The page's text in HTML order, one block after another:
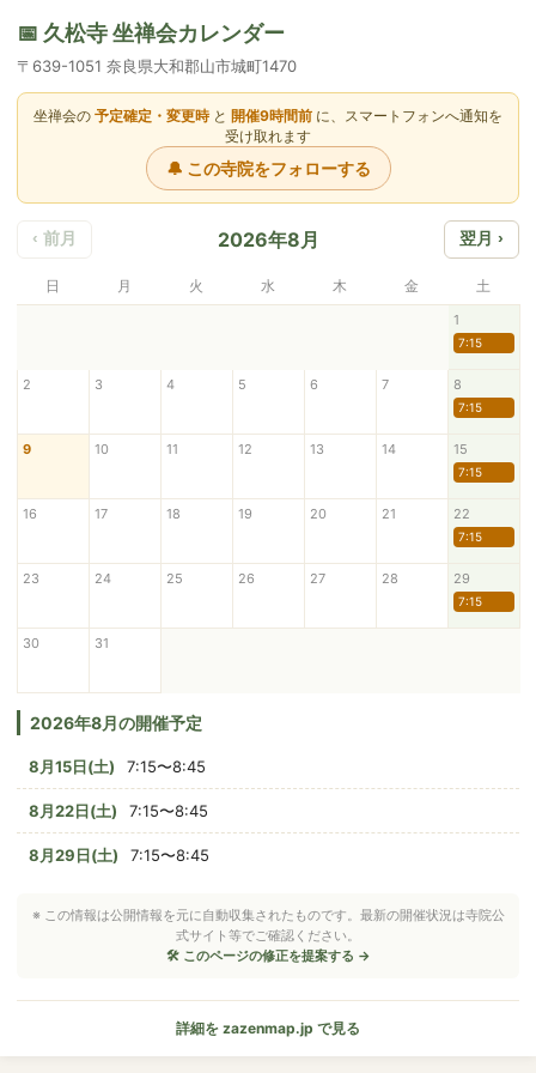
📅 久松寺 坐禅会カレンダー
〒639-1051 奈良県大和郡山市城町1470
坐禅会の 予定確定・変更時と 開催9時間前 に、スマートフォンへ通知を
受け取れます
🔔 この寺院をフォローする
‹ 前月 2026年8月 翌月 ›
日 月 火 水 木 金 土
1
7:15
2 3 4 5 6 7 8
7:15
9 10 11 12 13 14 15
7:15
16 17 18 19 20 21 22
7:15
23 24 25 26 27 28 29
7:15
30 31
2026年8月の開催予定
8月15日(土) 7:15〜8:45
8月22日(土) 7:15〜8:45
8月29日(土) 7:15〜8:45
※ この情報は公開情報を元に自動収集されたものです。最新の開催状況は寺院公
式サイト等でご確認ください。
🛠 このページの修正を提案する →
詳細を zazenmap.jp で見る